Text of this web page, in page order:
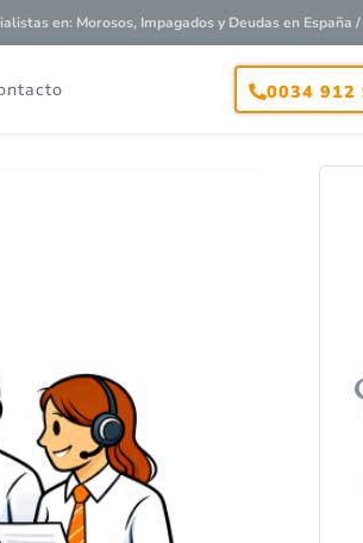
en: Morosos, Impagados y Deudas en
0034 912